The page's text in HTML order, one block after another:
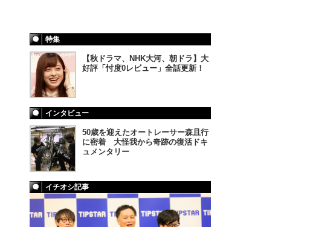
特集
【秋ドラマ、NHK大河、朝ドラ】大
好評「忖度0レビュー」全話更新！
インタビュー
50歳を迎えたオートレーサー森且行
に密着 大怪我から奇跡の復活ドキ
ュメンタリー
イチオシ記事